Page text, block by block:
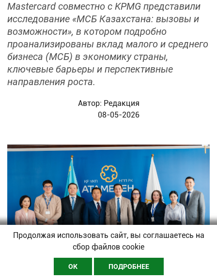
Mastercard совместно с KPMG представили
исследование «МСБ Казахстана: вызовы и
возможности», в котором подробно
проанализированы вклад малого и среднего
бизнеса (МСБ) в экономику страны,
ключевые барьеры и перспективные
направления роста.
Автор: Редакция
08-05-2026
Продолжая использовать сайт, вы соглашаетесь на
сбор файлов cookie
ОК ПОДРОБНЕЕ